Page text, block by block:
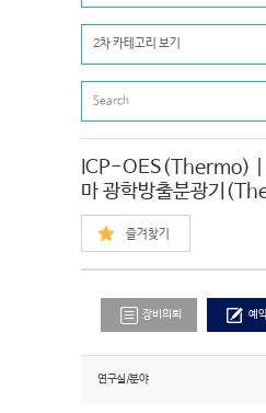
2차 카테고리 보기
ICP-OES(Thermo) |
마 광학방출분광기
즐겨찾기
장비의뢰 예
연구실/분야